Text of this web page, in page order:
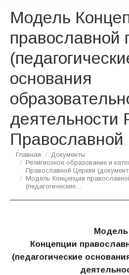
Модель
православной
основания
деятельности
Православной
Вы здесь:
Главная
Документы
Религиозное образование и
Православной Церкви
Модель Концепции
(педагогические…
Модель
Концепции
(педагогические